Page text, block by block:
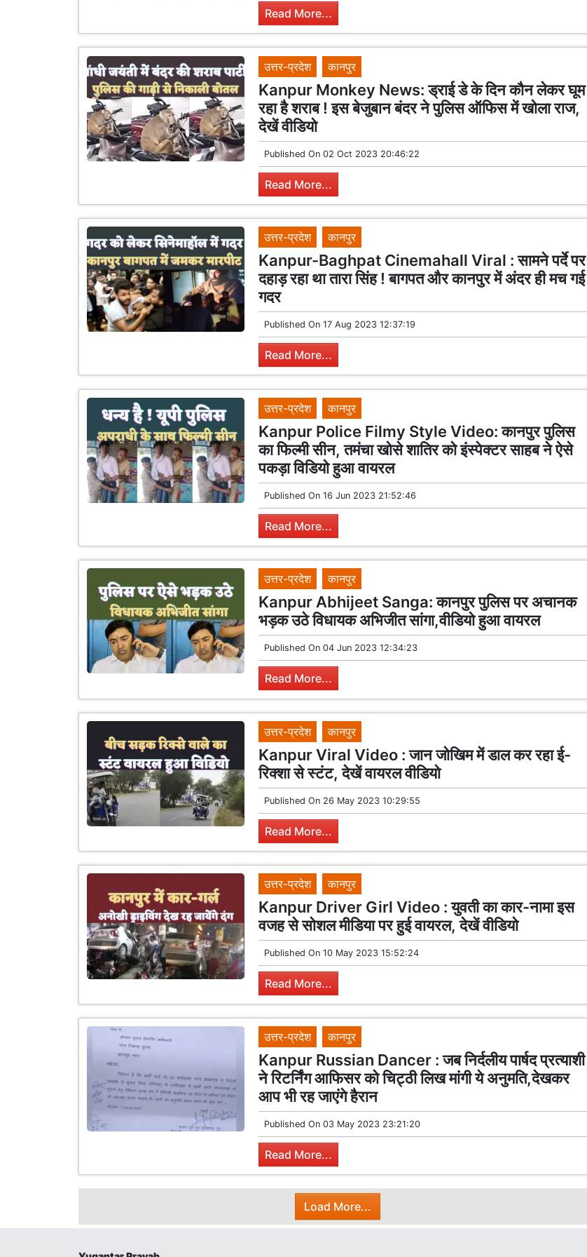
Read More...
उत्तर-प्रदेश कानपुर
Kanpur Monkey News: ड्राई डे के दिन कौन लेकर घूम
रहा है शराब ! इस बेजुबान बंदर ने पुलिस ऑफिस में खोला राज,
देखें वीडियो
Published On 02 Oct 2023 20:46:22
Read More...
उत्तर-प्रदेश कानपुर
Kanpur-Baghpat Cinemahall Viral : सामने पर्दे पर
दहाड़ रहा था तारा सिंह ! बागपत और कानपुर में अंदर ही मच गई
गदर
Published On 17 Aug 2023 12:37:19
Read More...
उत्तर-प्रदेश कानपुर
Kanpur Police Filmy Style Video: कानपुर पुलिस
का फिल्मी सीन, तमंचा खोसे शातिर को इंस्पेक्टर साहब ने ऐसे
पकड़ा विडियो हुआ वायरल
Published On 16 Jun 2023 21:52:46
Read More...
उत्तर-प्रदेश कानपुर
Kanpur Abhijeet Sanga: कानपुर पुलिस पर अचानक
भड़क उठे विधायक अभिजीत सांगा,वीडियो हुआ वायरल
Published On 04 Jun 2023 12:34:23
Read More...
उत्तर-प्रदेश कानपुर
Kanpur Viral Video : जान जोखिम में डाल कर रहा ई-
रिक्शा से स्टंट, देखें वायरल वीडियो
Published On 26 May 2023 10:29:55
Read More...
उत्तर-प्रदेश कानपुर
Kanpur Driver Girl Video : युवती का कार-नामा इस
वजह से सोशल मीडिया पर हुई वायरल, देखें वीडियो
Published On 10 May 2023 15:52:24
Read More...
उत्तर-प्रदेश कानपुर
Kanpur Russian Dancer : जब निर्दलीय पार्षद प्रत्याशी
ने रिटर्निंग आफिसर को चिट्ठी लिख मांगी ये अनुमति,देखकर
आप भी रह जाएंगे हैरान
Published On 03 May 2023 23:21:20
Read More...
Load More...